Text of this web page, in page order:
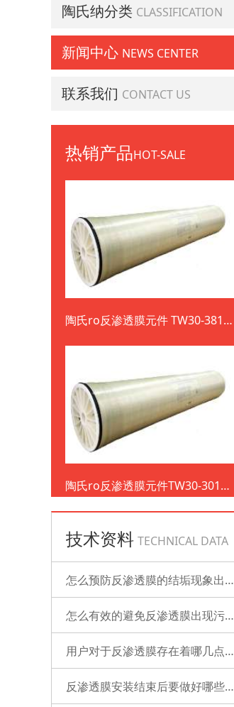
陶氏纳分类 CLASSIFICATION
新闻中心 NEWS CENTER
联系我们 CONTACT US
热销产品HOT-SALE
陶氏ro反渗透膜元件 TW30-3812-
陶氏ro反渗透膜元件TW30-3012-
500
技术资料 TECHNICAL DATA
怎么预防反渗透膜的结垢现象出现？
怎么有效的避免反渗透膜出现污染？
用户对于反渗透膜存在着哪几点误解？
反渗透膜安装结束后要做好哪些检查的工作？